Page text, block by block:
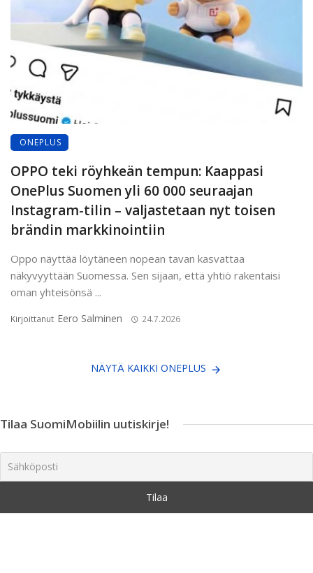
ONEPLUS
OPPO teki röyhkeän tempun: Kaappasi
OnePlus Suomen yli 60 000 seuraajan
Instagram-tilin – valjastetaan nyt toisen
brändin markkinointiin
Oppo näyttää löytäneen nopean tavan kasvattaa
näkyvyyttään Suomessa. Sen sijaan, että yhtiö rakentaisi
oman yhteisönsä ...
Kirjoittanut Eero Salminen 24.7.2026
NÄYTÄ KAIKKI ONEPLUS
Tilaa SuomiMobiilin uutiskirje!